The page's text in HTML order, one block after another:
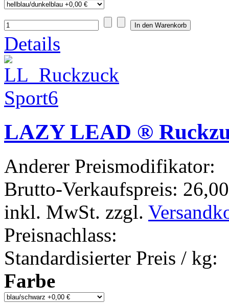
Details
LAZY LEAD ®
Anderer Preismodifikator:
Brutto-Verkaufspreis:
inkl. MwSt. zzgl.
Preisnachlass:
Standardisierter Preis / kg:
Farbe